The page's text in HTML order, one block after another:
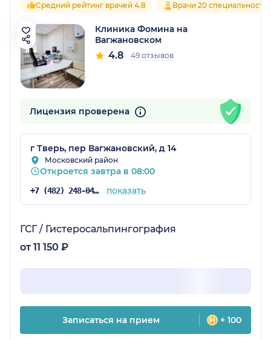
Средний рейтинг врачей 4.8 Врачи 20
Клиника Фомина на
Вагжановском
4.8 49 отзывов
Лицензия проверена
г Тверь, пер Вагжановский, д 14
Московский район
Откроется завтра в 08:00
+7 (482) 248-04-67 показать
ГСГ / Гистеросальпингография
от 11 150 ₽
Записаться на прием + 100